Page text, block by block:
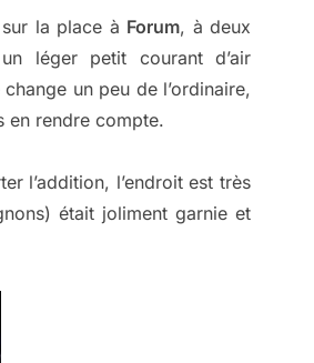
la place à Forum, à deux
léger petit courant d’air
un peu de l’ordinaire,
en rendre compte.
l’addition, l’endroit est très
était joliment garnie et